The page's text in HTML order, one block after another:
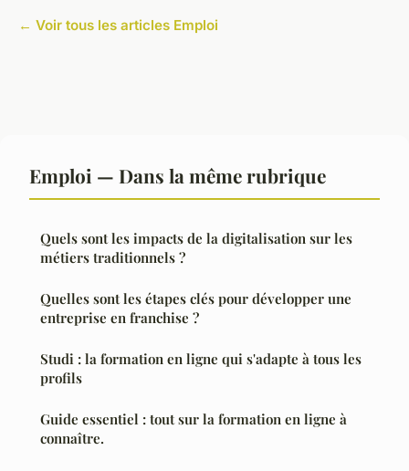
← Voir tous les articles Emploi
Emploi — Dans la même rubrique
Quels sont les impacts de la digitalisation sur les
métiers traditionnels ?
Quelles sont les étapes clés pour développer une
entreprise en franchise ?
Studi : la formation en ligne qui s'adapte à tous les
profils
Guide essentiel : tout sur la formation en ligne à
connaître.